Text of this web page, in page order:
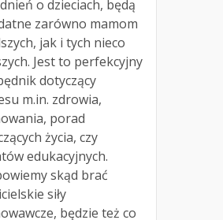
o dzieciach, będą
zarówno mamom
jak i tych nieco
Jest to perfekcyjny
dotyczący
m.in. zdrowia,
porad
życia, czy
edukacyjnych.
skąd brać
siły
będzie też co